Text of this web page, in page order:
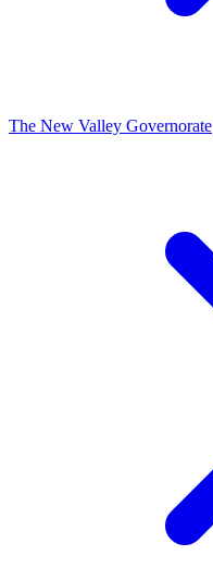
The New Valley Governorate